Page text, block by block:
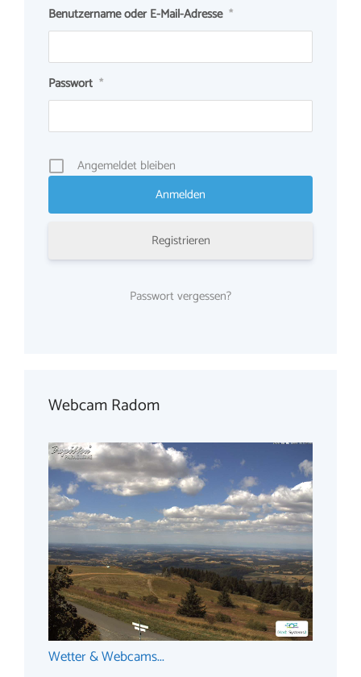
Benutzername oder E-Mail-Adresse *
Passwort *
Angemeldet bleiben
Registrieren
Passwort vergessen?
Webcam Radom
Wetter & Webcams...